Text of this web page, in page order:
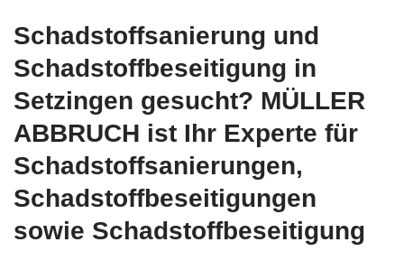
Schadstoffsanierung und
Schadstoffbeseitigung in
Setzingen gesucht? MÜLLER
ABBRUCH ist Ihr Experte für
Schadstoffsanierungen,
Schadstoffbeseitigungen
sowie Schadstoffbeseitigung